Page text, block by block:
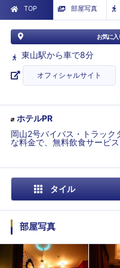
TOP 部屋写真
お気に入
東山駅から車で8分
オフィシャルサイト
ホテルPR
岡山2号バイバス・トラッ
な料金で、無料飲食サービス
タイル
部屋写真